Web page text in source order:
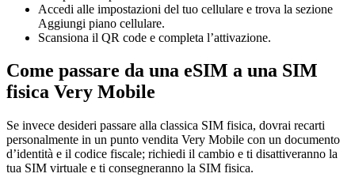
Accedi alle impostazioni del tuo cellulare e trova la sezione
Aggiungi piano cellulare.
Scansiona il QR code e completa l’attivazione.
Come passare da una eSIM a una SIM
fisica Very Mobile
Se invece desideri passare alla classica SIM fisica, dovrai recarti
personalmente in un punto vendita Very Mobile con un documento
d’identità e il codice fiscale; richiedi il cambio e ti disattiveranno la
tua SIM virtuale e ti consegneranno la SIM fisica.